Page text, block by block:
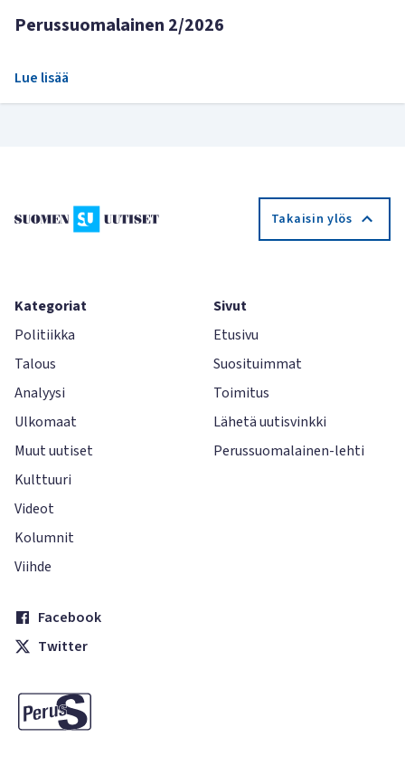
Perussuomalainen 2/2026
Lue lisää
Takaisin ylös
Kategoriat
Politiikka
Talous
Analyysi
Ulkomaat
Muut uutiset
Kulttuuri
Videot
Kolumnit
Viihde
Sivut
Etusivu
Suosituimmat
Toimitus
Lähetä uutisvinkki
Perussuomalainen-lehti
Facebook
Twitter